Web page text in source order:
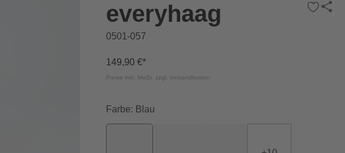
everyhaag
0501-057
149,90 €*
Preise inkl. MwSt. zzgl. Versandkosten
Farbe: Blau